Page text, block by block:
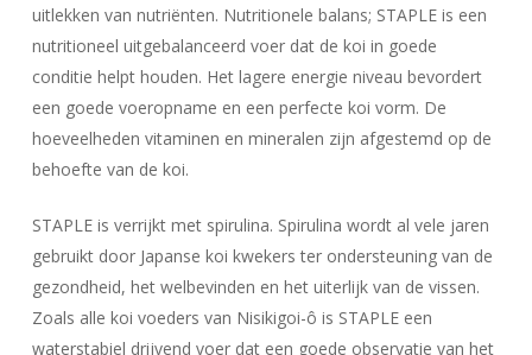
uitlekken van nutriënten. Nutritionele balans; STAPLE is een
nutritioneel uitgebalanceerd voer dat de koi in goede
conditie helpt houden. Het lagere energie niveau bevordert
een goede voeropname en een perfecte koi vorm. De
hoeveelheden vitaminen en mineralen zijn afgestemd op de
behoefte van de koi.
STAPLE is verrijkt met spirulina. Spirulina wordt al vele jaren
gebruikt door Japanse koi kwekers ter ondersteuning van de
gezondheid, het welbevinden en het uiterlijk van de vissen.
Zoals alle koi voeders van Nisikigoi-ô is STAPLE een
waterstabiel drijvend voer dat een goede observatie van het